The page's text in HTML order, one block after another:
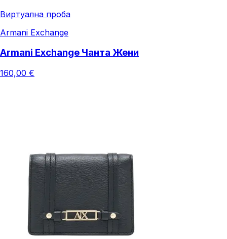
Виртуална проба
Armani Exchange
Armani Exchange Чанта Жени
160,00 €